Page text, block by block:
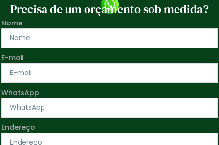
Precisa de um orçamento sob medida?
Nome
E-mail
WhatsApp
Endereço